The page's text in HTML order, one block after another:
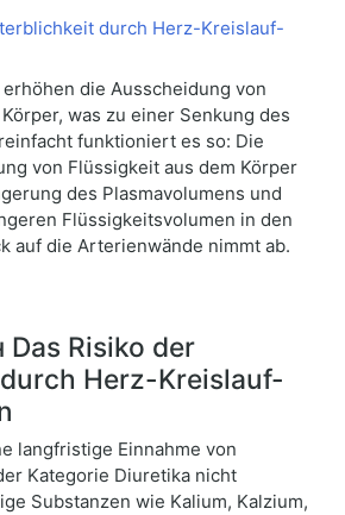
die Ausscheidung von
was zu einer Senkung des
funktioniert es so: Die
von Flüssigkeit aus dem Körper
des Plasmavolumens und
Flüssigkeitsvolumen in den
auf die Arterienwände nimmt ab.
Risiko der
Herz-Kreislauf-
langfristige Einnahme von
Kategorie Diuretika nicht
Substanzen wie Kalium, Kalzium,